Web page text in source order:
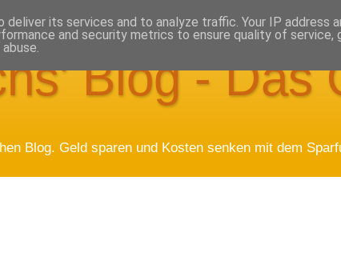
Blog - Das
Blog. Geld sparen und Kosten senken mit dem
its services and to analyze traffic. Your IP address
and security metrics to ensure quality of service,